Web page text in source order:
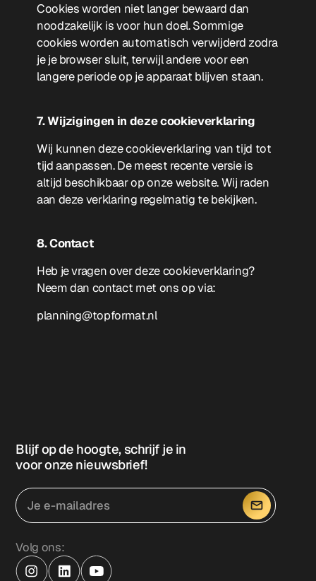
Cookies worden niet langer bewaard dan
noodzakelijk is voor hun doel. Sommige
cookies worden automatisch verwijderd zodra
je je browser sluit, terwijl andere voor een
langere periode op je apparaat blijven staan.
7. Wijzigingen in deze cookieverklaring
Wij kunnen deze cookieverklaring van tijd tot
tijd aanpassen. De meest recente versie is
altijd beschikbaar op onze website. Wij raden
aan deze verklaring regelmatig te bekijken.
8. Contact
Heb je vragen over deze cookieverklaring?
Neem dan contact met ons op via:
planning@topformat.nl
Blijf op de hoogte, schrijf je in
voor onze nieuwsbrief!
Volg ons: